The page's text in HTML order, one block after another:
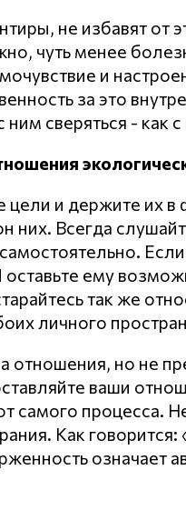
не избавят от
чуть менее
и
за это
сверяться - как
и держите их в
них. Всегда
ему
так же
личного
отношения, но не
ваши
самого процесса.
Как
означает